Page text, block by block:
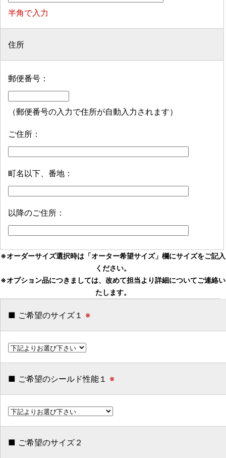
半角で入力
住所
郵便番号：
（郵便番号の入力で住所が自動入力されます）
ご住所：
町名以下、番地：
以降のご住所：
※オーダーサイズ選択時は「オーター希望サイズ」欄にサイズをご記入
ください。
※オプション品につきましては、改めて担当より詳細についてご連絡い
たします。
■ ご希望のサイズ１ ※
■ ご希望のシールド性能１ ※
■ ご希望のサイズ２